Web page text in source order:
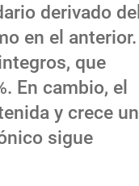
derivado del
en el anterior.
que
En cambio, el
y crece un
sigue